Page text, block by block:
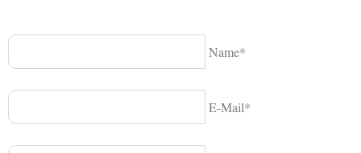
Name*
E-Mail*